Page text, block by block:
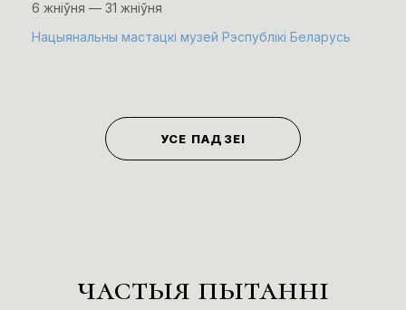
6 жніўня — 31 жніўня
Нацыянальны мастацкі музей Рэспублікі Беларусь
УСЕ ПАДЗЕІ
частыя пытанні